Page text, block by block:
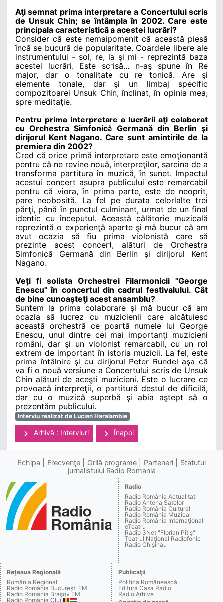
Aţi semnat prima interpretare a Concertului scris
de Unsuk Chin; se întâmpla în 2002. Care este
principala caracteristică a acestei lucrări?
Consider că este nemaipomenit că această piesă
încă se bucură de popularitate. Coardele libere ale
instrumentului - sol, re, la şi mi - reprezintă baza
acestei lucrări. Este scrisă... n-aş spune în Re
major, dar o tonalitate cu re tonică. Are şi
elemente tonale, dar şi un limbaj specific
compozitoarei Unsuk Chin, înclinat, în opinia mea,
spre meditaţie.
Pentru prima interpretare a lucrării aţi colaborat
cu Orchestra Simfonică Germană din Berlin şi
dirijorul Kent Nagano. Care sunt amintirile de la
premiera din 2002?
Cred că orice primă interpretare este emoţionantă
pentru că ne revine nouă, interpreţilor, sarcina de a
transforma partitura în muzică, în sunet. Impactul
acestui concert asupra publicului este remarcabil
pentru că viora, în prima parte, este de neoprit,
pare neobosită. La fel pe durata celorlalte trei
părţi, până în punctul culminant, urmat de un final
identic cu începutul. Această călătorie muzicală
reprezintă o experienţă aparte şi mă bucur că am
avut ocazia să fiu prima violonistă care să
prezinte acest concert, alături de Orchestra
Simfonică Germană din Berlin şi dirijorul Kent
Nagano.
Veți fi solista Orchestrei Filarmonicii "George
Enescu" în concertul din cadrul festivalului. Cât
de bine cunoaşteţi acest ansamblu?
Suntem la prima colaborare şi mă bucur că am
ocazia să lucrez cu muzicienii care alcătuiesc
această orchestră ce poartă numele lui George
Enescu, unul dintre cei mai importanţi muzicieni
români, dar şi un violonist remarcabil, cu un rol
extrem de important în istoria muzicii. La fel, este
prima întâlnire şi cu dirijorul Peter Rundel aşa că
va fi o nouă versiune a Concertului scris de Unsuk
Chin alături de aceşti muzicieni. Este o lucrare ce
provoacă interpreţii, o partitură destul de dificilă,
dar cu o muzică superbă şi abia aştept să o
prezentăm publicului.
Interviu realizat de Lucian Haralambie
Arhivă : Interviuri Înapoi
Echipa Frecvenţe Grilă programe Parteneri
Statutul
jurnalistului Radio Romania
Radio
Radio România Actualităţi
Radio Antena Satelor
Radio România Cultural
Radio România Muzical
Radio România Internaţional
eTeatru
Radio 3Net "Florian Pitiş"
Teatrul Naţional Radiofonic
Radio Chişinău
Reţeaua Regională
România Regional
Radio România Bucureşti FM
Radio România Braşov FM
Radio România Cluj
Publicaţii
Politica Românească
Editura Casa Radio
Radio Arhive